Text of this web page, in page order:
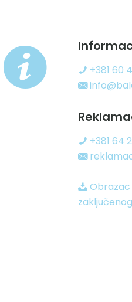
+381 60
+381 64